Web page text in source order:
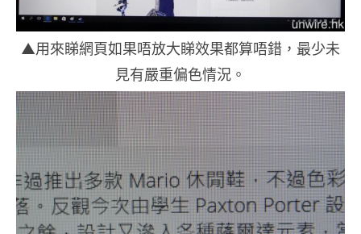
▲用來睇網頁如果唔放大睇效果都算唔錯，最少未
見有嚴重偏色情況。